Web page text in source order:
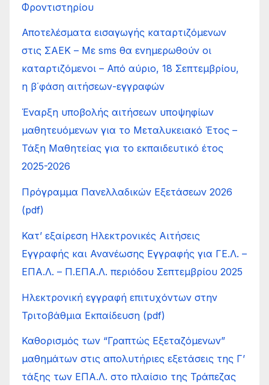
Φροντιστηρίου
Αποτελέσματα εισαγωγής καταρτιζόμενων
στις ΣΑΕΚ – Με sms θα ενημερωθούν οι
καταρτιζόμενοι – Από αύριο, 18 Σεπτεμβρίου,
η β΄φάση αιτήσεων-εγγραφών
Έναρξη υποβολής αιτήσεων υποψηφίων
μαθητευόμενων για το Μεταλυκειακό Έτος –
Τάξη Μαθητείας για το εκπαιδευτικό έτος
2025-2026
Πρόγραμμα Πανελλαδικών Εξετάσεων 2026
(pdf)
Κατ’ εξαίρεση Ηλεκτρονικές Αιτήσεις
Εγγραφής και Ανανέωσης Εγγραφής για ΓΕ.Λ. –
ΕΠΑ.Λ. – Π.ΕΠΑ.Λ. περιόδου Σεπτεμβρίου 2025
Ηλεκτρονική εγγραφή επιτυχόντων στην
Τριτοβάθμια Εκπαίδευση (pdf)
Καθορισμός των “Γραπτώς Εξεταζόμενων”
μαθημάτων στις απολυτήριες εξετάσεις της Γ’
τάξης των ΕΠΑ.Λ. στο πλαίσιο της Τράπεζας